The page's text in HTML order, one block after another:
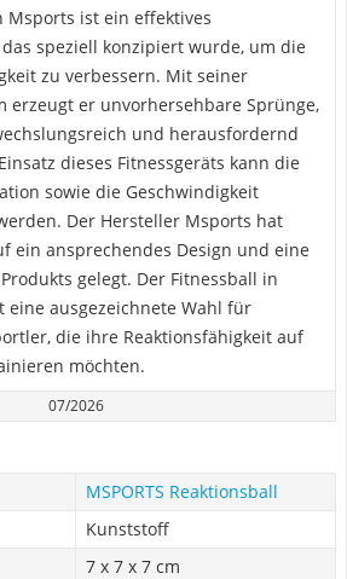
Msports ist ein effektives
speziell konzipiert wurde, um die
zu verbessern. Mit seiner
erzeugt er unvorhersehbare Sprünge,
und herausfordernd
dieses Fitnessgeräts kann die
sowie die Geschwindigkeit
Der Hersteller Msports hat
ein ansprechendes Design und eine
gelegt. Der Fitnessball in
eine ausgezeichnete Wahl für
die ihre Reaktionsfähigkeit auf
möchten.
07/2026
MSPORTS Reaktionsball
Kunststoff
7 x 7 x 7 cm